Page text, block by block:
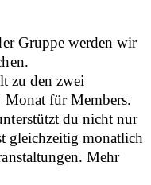
Gruppe werden wir
zu den zwei
Monat für Members.
du nicht nur
gleichzeitig monatlich
Mehr